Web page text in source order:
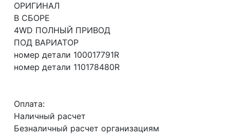
ОРИГИНАЛ
В СБОРЕ
4WD ПОЛНЫЙ ПРИВОД
ПОД ВАРИАТОР
номер детали 100017791R
номер детали 110178480R
Оплата:
Наличный расчет
Безналичный расчет организациям